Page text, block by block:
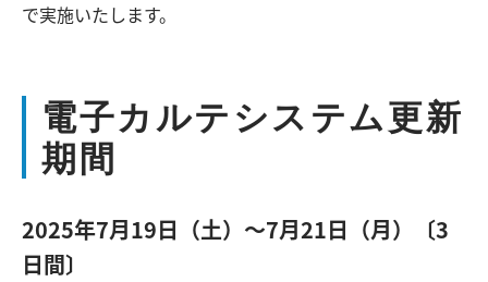
で実施いたします。
電子カルテシステム更新
期間
2025年7月19日（土）～7月21日（月）〔3
日間〕